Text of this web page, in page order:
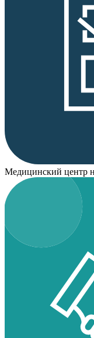
Медицинский центр